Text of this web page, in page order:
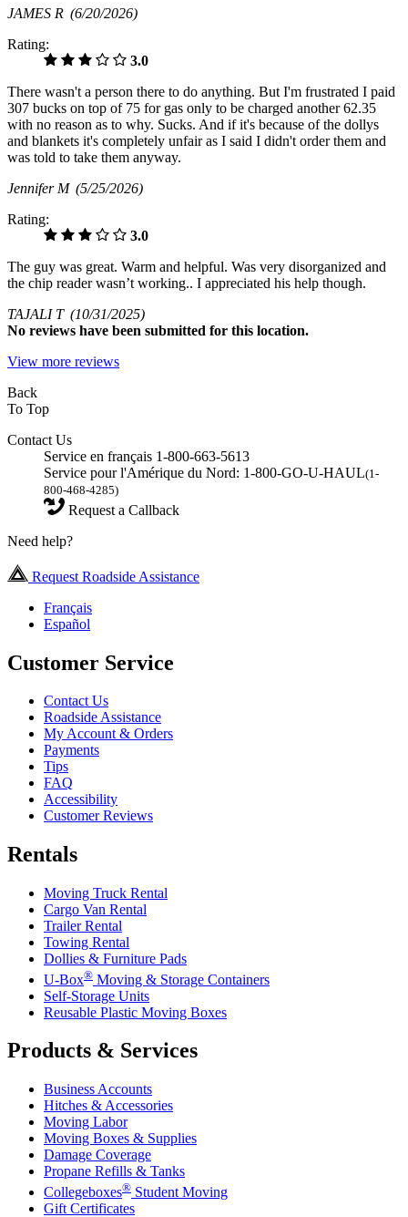
JAMES R (6/20/2026)
Rating:
3.0
There wasn't a person there to do anything. But I'm frustrated I paid
307 bucks on top of 75 for gas only to be charged another 62.35
with no reason as to why. Sucks. And if it's because of the dollys
and blankets it's completely unfair as I said I didn't order them and
was told to take them anyway.
Jennifer M (5/25/2026)
Rating:
3.0
The guy was great. Warm and helpful. Was very disorganized and
the chip reader wasn’t working.. I appreciated his help though.
TAJALI T (10/31/2025)
No reviews have been submitted for this location.
View more reviews
Back
To Top
Contact Us
Service en français 1-800-663-5613
Service pour l'Amérique du Nord: 1-800-GO-U-HAUL(1-
800-468-4285)
Request a Callback
Need help?
Request Roadside Assistance
Français
Español
Customer Service
Contact Us
Roadside Assistance
My Account & Orders
Payments
Tips
FAQ
Accessibility
Customer Reviews
Rentals
Moving Truck Rental
Cargo Van Rental
Trailer Rental
Towing Rental
Dollies & Furniture Pads
U-Box® Moving & Storage Containers
Self-Storage Units
Reusable Plastic Moving Boxes
Products & Services
Business Accounts
Hitches & Accessories
Moving Labor
Moving Boxes & Supplies
Damage Coverage
Propane Refills & Tanks
Collegeboxes® Student Moving
Gift Certificates